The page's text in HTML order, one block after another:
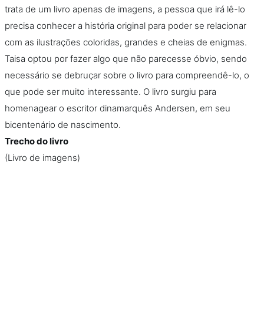
trata de um livro apenas de imagens, a pessoa que irá lê-lo
precisa conhecer a história original para poder se relacionar
com as ilustrações coloridas, grandes e cheias de enigmas.
Taisa optou por fazer algo que não parecesse óbvio, sendo
necessário se debruçar sobre o livro para compreendê-lo, o
que pode ser muito interessante. O livro surgiu para
homenagear o escritor dinamarquês Andersen, em seu
bicentenário de nascimento.
Trecho do livro
(Livro de imagens)